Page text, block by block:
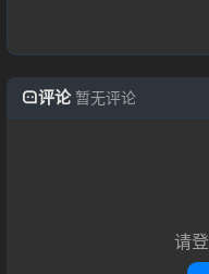
评论 暂无评论
请